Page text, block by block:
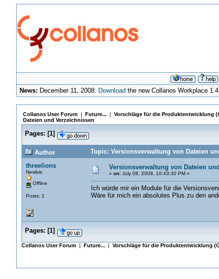
News: December 11, 2008: Download the new Collanos Workplace
Collanos User Forum| Future...| Vorschläge für die Produktentwicklung
Dateien und Verzeichnissen
Pages: [1]
Author
Topic: Versionsverwaltung von Dateien
threelions
Newbie
Offline
Posts: 2
Versionsverwaltung von Dateien
« on:July 08, 2008, 10:43:30 PM »
Ich würde mir ein Module für die
Wäre für mich ein absolutes Plus zu den
Pages: [1]
Collanos User Forum| Future...| Vorschläge für die Produktentwicklung